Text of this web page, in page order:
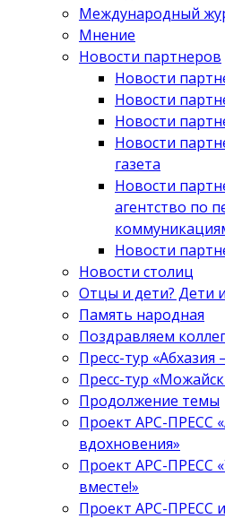
Международный
Мнение
Новости партнеров
Новости
Новости
Новости
Новости
газета
Новости
агентство по
Новости
Новости столиц
Отцы и дети? Дети
Память народная
Поздравляем коллег
Пресс-тур «Абхазия
Пресс-тур
Продолжение темы
Проект АРС-ПРЕСС
вдохновения»
Проект АРС-ПРЕСС
вместе!»
Проект АРС-ПРЕСС